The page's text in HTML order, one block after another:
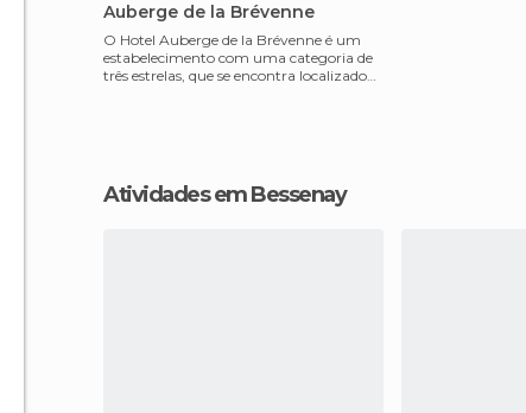
Auberge de la Brévenne
O Hotel Auberge de la Brévenne é um
estabelecimento com uma categoria de
três estrelas, que se encontra localizado
Atividades em Bessenay